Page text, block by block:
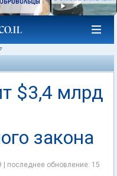
$3,4 млрд
закона
| последнее обновление: 15